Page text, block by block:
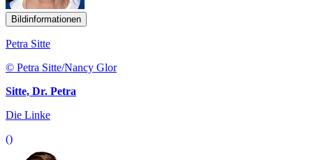
Bildinformationen
Petra Sitte
© Petra Sitte/Nancy Glor
Sitte, Dr. Petra
Die Linke
()